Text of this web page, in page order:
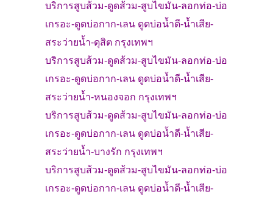
บริการสูบส้วม-ดูดส้วม-สูบไขมัน-ลอกท่อ-บ่อ
เกรอะ-ดูดบ่อกาก-เลน ดูดบ่อน้ำดี-น้ำเสีย-
สระว่ายน้ำ-ดุสิต กรุงเทพฯ
บริการสูบส้วม-ดูดส้วม-สูบไขมัน-ลอกท่อ-บ่อ
เกรอะ-ดูดบ่อกาก-เลน ดูดบ่อน้ำดี-น้ำเสีย-
สระว่ายน้ำ-หนองจอก กรุงเทพฯ
บริการสูบส้วม-ดูดส้วม-สูบไขมัน-ลอกท่อ-บ่อ
เกรอะ-ดูดบ่อกาก-เลน ดูดบ่อน้ำดี-น้ำเสีย-
สระว่ายน้ำ-บางรัก กรุงเทพฯ
บริการสูบส้วม-ดูดส้วม-สูบไขมัน-ลอกท่อ-บ่อ
เกรอะ-ดูดบ่อกาก-เลน ดูดบ่อน้ำดี-น้ำเสีย-